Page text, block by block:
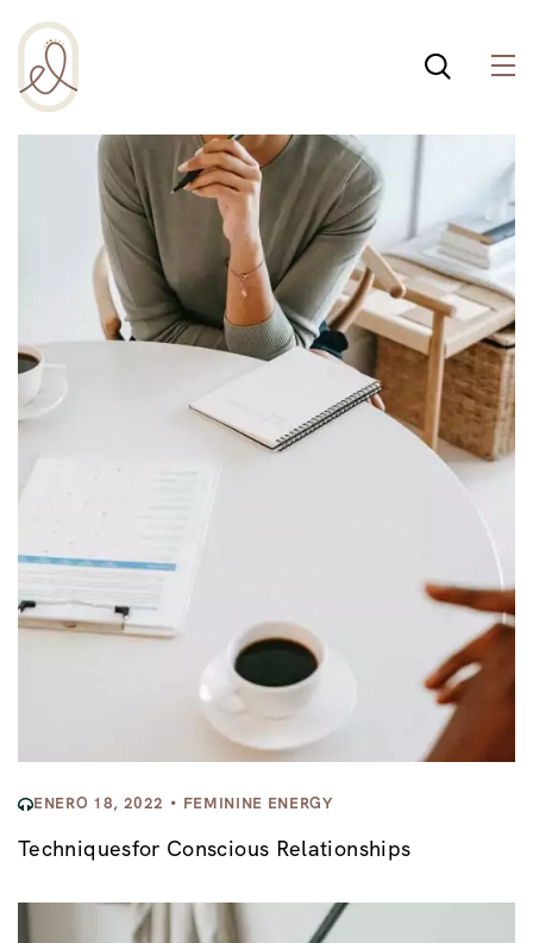
ENERO 18, 2022 FEMININE ENERGY
Techniquesfor Conscious Relationships
¡Incluso esta página de
salud integral usa
cookies para ayudar a
que la web funcione
bien! Al usar esta web,
aceptas la
Política de cookies